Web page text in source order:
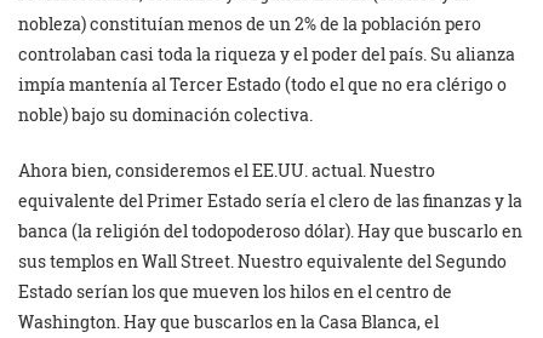
nobleza) constituían menos de un 2% de la población pero
controlaban casi toda la riqueza y el poder del país. Su alianza
impía mantenía al Tercer Estado (todo el que no era clérigo o
noble) bajo su dominación colectiva.
Ahora bien, consideremos el EE.UU. actual. Nuestro
equivalente del Primer Estado sería el clero de las finanzas y la
banca (la religión del todopoderoso dólar). Hay que buscarlo en
sus templos en Wall Street. Nuestro equivalente del Segundo
Estado serían los que mueven los hilos en el centro de
Washington. Hay que buscarlos en la Casa Blanca, el